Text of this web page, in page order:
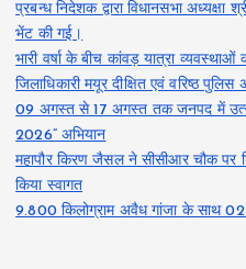
प्रबन्ध निदेशक द्वारा विधानसभा
भेंट की गई।
भारी वर्षा के बीच कांवड़ यात्रा
जिलाधिकारी मयूर दीक्षित एवं वरिष्ठ
09 अगस्त से 17 अगस्त तक जनपद में
2026” अभियान
महापौर किरण जैसल ने सीसीआर चौक पर
किया स्वागत
9.800 किलोग्राम अवैध गांजा के साथ 02